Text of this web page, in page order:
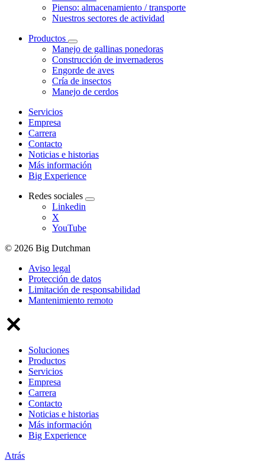
Pienso: almacenamiento / transporte
Nuestros sectores de actividad
Productos
Manejo de gallinas ponedoras
Construcción de invernaderos
Engorde de aves
Cría de insectos
Manejo de cerdos
Servicios
Empresa
Carrera
Contacto
Noticias e historias
Más información
Big Experience
Redes sociales
Linkedin
X
YouTube
© 2026 Big Dutchman
Aviso legal
Protección de datos
Limitación de responsabilidad
Mantenimiento remoto
Soluciones
Productos
Servicios
Empresa
Carrera
Contacto
Noticias e historias
Más información
Big Experience
Atrás